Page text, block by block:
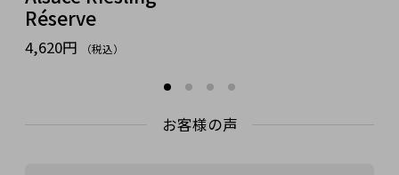
Réserve
4,620円 （税込）
お客様の声